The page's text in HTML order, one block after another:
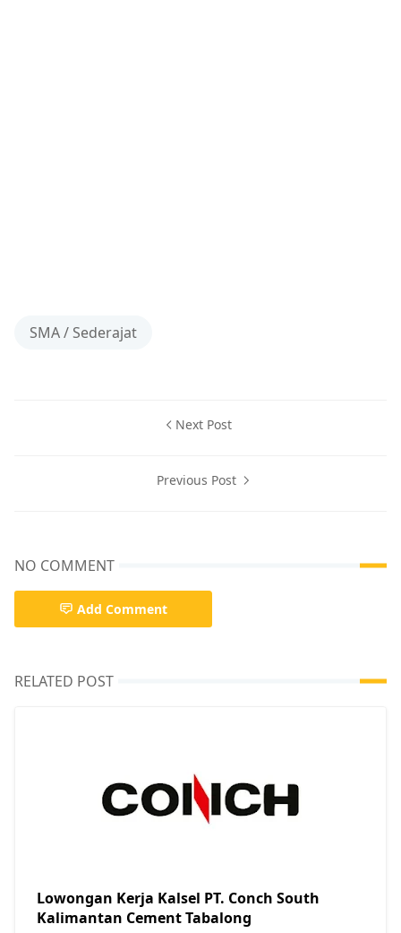
SMA / Sederajat
Next Post
Previous Post
NO COMMENT
Add Comment
RELATED POST
Lowongan Kerja Kalsel PT. Conch South
Kalimantan Cement Tabalong